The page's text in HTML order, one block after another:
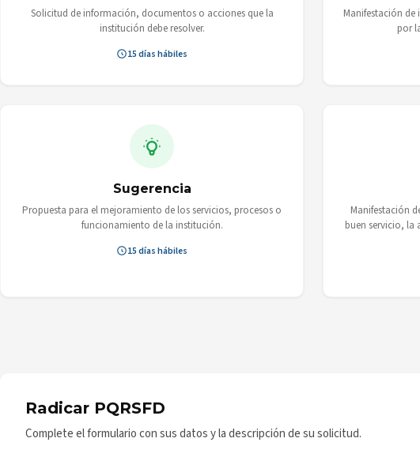
Solicitud de información, documentos o acciones que la
institución debe resolver.
15 días hábiles
Manifestación
por
Sugerencia
Propuesta para el mejoramiento de los servicios, procesos o
funcionamiento de la institución.
15 días hábiles
Manifestación
buen servicio, la
Radicar PQRSFD
Complete el formulario con sus datos y la descripción de su solicitud.